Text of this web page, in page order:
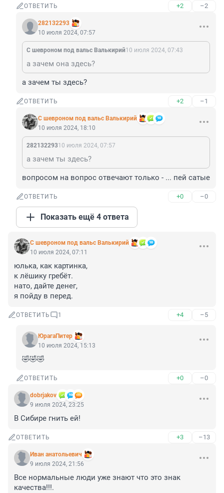
ОТВЕТИТЬ +2 –2
282132293
10 июля 2024, 07:57
С шевроном под вальс Валькирий10 июля 2024, 07:43
а зачем она здесь?
а зачем ты здесь?
ОТВЕТИТЬ +2 –1
С шевроном под вальс Валькирий
10 июля 2024, 18:10
28213229310 июля 2024, 07:57
а зачем ты здесь?
вопросом на вопрос отвечают только - ... пей сатые
ОТВЕТИТЬ +0 –0
Показать ещё 4 ответа
С шевроном под вальс Валькирий
10 июля 2024, 07:11
юлька, как картинка,
к лёшику гребёт.
нато, дайте денег,
я пойду в перед.
ОТВЕТИТЬ 1 +4 –5
ЮрагаПитер
10 июля 2024, 15:13
🤣🤣🤣
ОТВЕТИТЬ +0 –0
dobrjakov
9 июля 2024, 23:25
В Сибире гнить ей!
ОТВЕТИТЬ +3 –13
Иван анатольевич
9 июля 2024, 21:56
Все нормальные люди уже знают что это знак
качества!!!.